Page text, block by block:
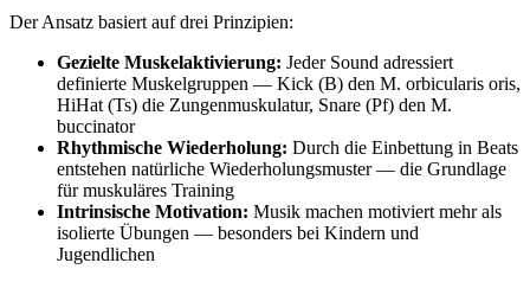
Der Ansatz basiert auf drei Prinzipien:
Gezielte Muskelaktivierung: Jeder Sound adressiert
definierte Muskelgruppen — Kick (B) den M. orbicularis oris,
HiHat (Ts) die Zungenmuskulatur, Snare (Pf) den M.
buccinator
Rhythmische Wiederholung: Durch die Einbettung in Beats
entstehen natürliche Wiederholungsmuster — die Grundlage
für muskuläres Training
Intrinsische Motivation: Musik machen motiviert mehr als
isolierte Übungen — besonders bei Kindern und
Jugendlichen